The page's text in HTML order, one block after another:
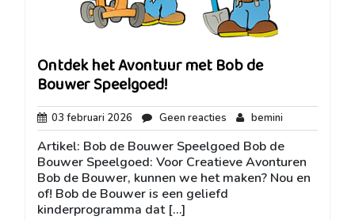
Ontdek het Avontuur met Bob de
Bouwer Speelgoed!
03 februari 2026 03
februari
2026
Geen reacties Geen
reacties
bemini
Artikel: Bob de Bouwer Speelgoed Bob de
Bouwer Speelgoed: Voor Creatieve Avonturen
Bob de Bouwer, kunnen we het maken? Nou en
of! Bob de Bouwer is een geliefd
kinderprogramma dat […]